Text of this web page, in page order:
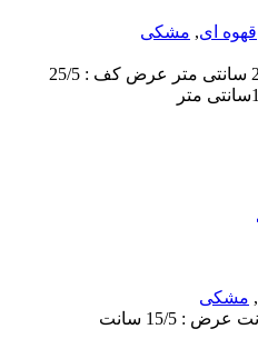
قهوه ای, مشکی
طول کف : 27 سانتی متر عرض کف : 25/5
, مشکی